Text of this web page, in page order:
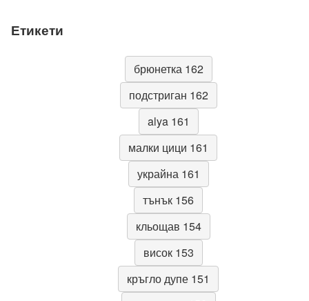
Етикети
брюнетка 162
подстриган 162
alya 161
малки цици 161
украйна 161
тънък 156
кльощав 154
висок 153
кръгло дупе 151